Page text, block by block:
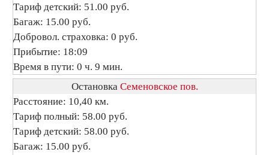
Тариф детский: 51.00 руб.
Багаж: 15.00 руб.
Добровол. страховка: 0 руб.
Прибытие: 18:09
Время в пути: 0 ч. 9 мин.
Остановка Семеновское пов.
Расстояние: 10,40 км.
Тариф полный: 58.00 руб.
Тариф детский: 58.00 руб.
Багаж: 15.00 руб.